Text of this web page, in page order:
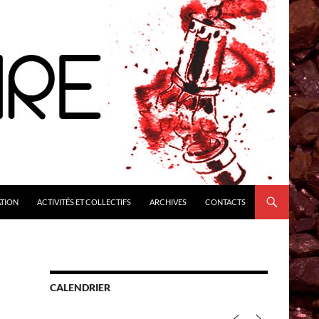
ACTIVITÉS ET COLLECTIFS ARCHIVES CONTACTS
CALENDRIER